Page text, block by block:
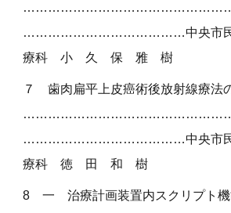
…………………………………中央市
療科 小 久 保 雅 樹
７歯肉扁平上皮癌術後放射線療法
…………………………………中央市
療科 徳 田 和 樹
8 一 治療計画装置内スクリプト